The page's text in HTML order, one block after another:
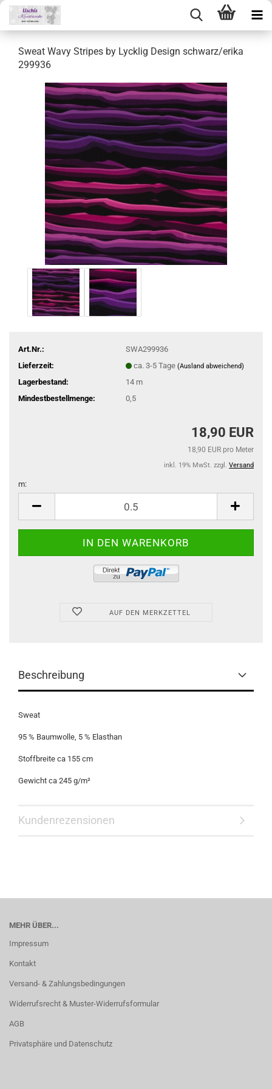
Sweat Wavy Stripes by Lycklig Design schwarz/erika
299936
Art.Nr.:
SWA299936
Lieferzeit:
ca. 3-5 Tage (Ausland abweichend)
Lagerbestand: 14 m
Mindestbestellmenge:
0,5
18,90 EUR
18,90 EUR pro Meter
inkl. 19% MwSt. zzgl. Versand
m:
AUF DEN MERKZETTEL
Beschreibung
Sweat
95 % Baumwolle, 5 % Elasthan
Stoffbreite ca 155 cm
Gewicht ca 245 g/m²
Kundenrezensionen
MEHR ÜBER...
Impressum
Kontakt
Versand- & Zahlungsbedingungen
Widerrufsrecht & Muster-Widerrufsformular
AGB
Privatsphäre und Datenschutz